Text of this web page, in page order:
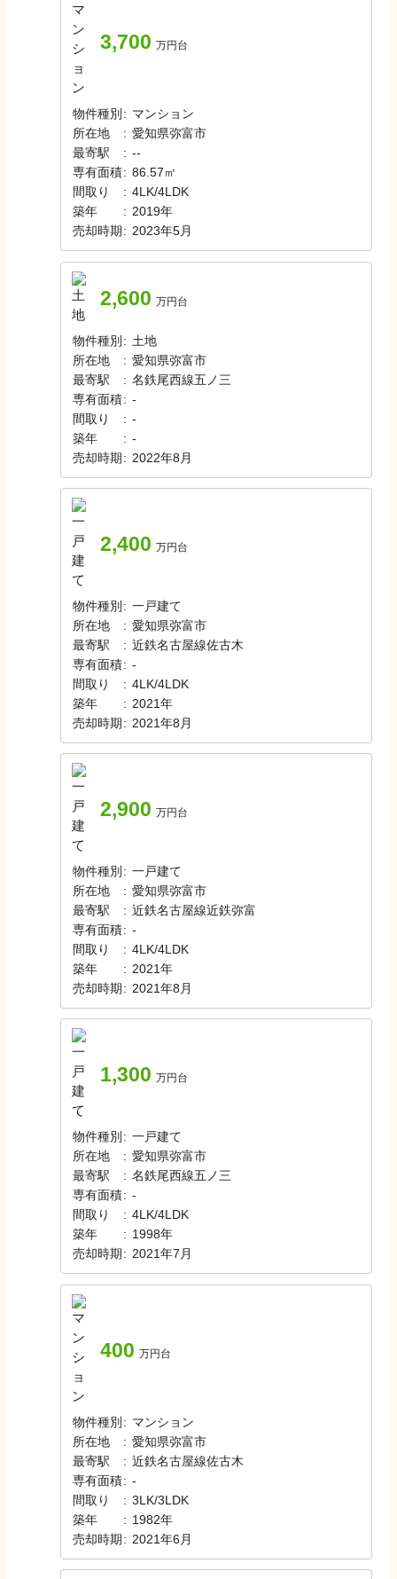
3,700 万円台
物件種別 : マンション
所在地
: 愛知県弥富市
最寄駅
: ‐‐
専有面積: 86.57㎡
間取り
: 4LK/4LDK
築年
: 2019年
売却時期 : 2023年5月
2,600 万円台
物件種別 : 土地
所在地
: 愛知県弥富市
最寄駅
: 名鉄尾西線五ノ三
専有面積: -
間取り
: -
築年
: -
売却時期 : 2022年8月
2,400 万円台
物件種別 : 一戸建て
所在地
: 愛知県弥富市
最寄駅
: 近鉄名古屋線佐古木
専有面積: -
間取り
: 4LK/4LDK
築年
: 2021年
売却時期 : 2021年8月
2,900 万円台
物件種別 : 一戸建て
所在地
: 愛知県弥富市
最寄駅
: 近鉄名古屋線近鉄弥富
専有面積: -
間取り
: 4LK/4LDK
築年
: 2021年
売却時期 : 2021年8月
1,300 万円台
物件種別 : 一戸建て
所在地
: 愛知県弥富市
最寄駅
: 名鉄尾西線五ノ三
専有面積: -
間取り
: 4LK/4LDK
築年
: 1998年
売却時期 : 2021年7月
400 万円台
物件種別 : マンション
所在地
: 愛知県弥富市
最寄駅
: 近鉄名古屋線佐古木
専有面積: -
間取り
: 3LK/3LDK
築年
: 1982年
売却時期 : 2021年6月